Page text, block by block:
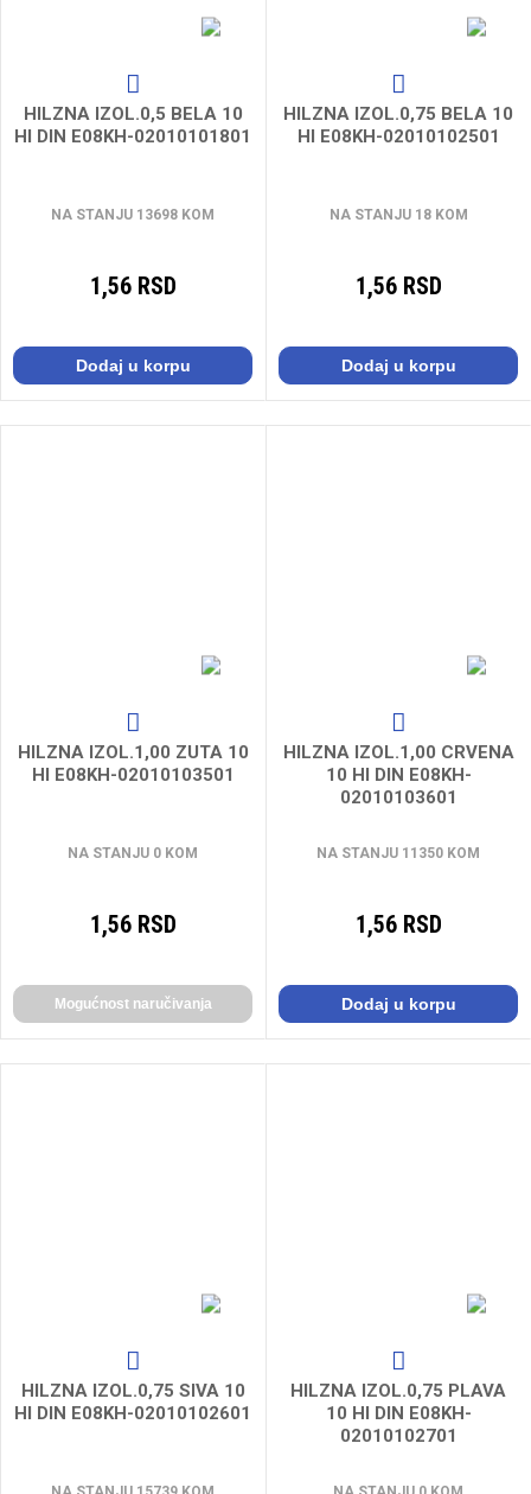
HILZNA IZOL.0,5 BELA 10
HI DIN E08KH-02010101801
NA STANJU 13698 KOM
1,56 RSD
Dodaj u korpu
HILZNA IZOL.0,75 BELA 10
HI E08KH-02010102501
NA STANJU 18 KOM
1,56 RSD
Dodaj u korpu
HILZNA IZOL.1,00 ZUTA 10
HI E08KH-02010103501
NA STANJU 0 KOM
1,56 RSD
Mogućnost naručivanja
HILZNA IZOL.1,00 CRVENA
10 HI DIN E08KH-
02010103601
NA STANJU 11350 KOM
1,56 RSD
Dodaj u korpu
HILZNA IZOL.0,75 SIVA 10
HI DIN E08KH-02010102601
HILZNA IZOL.0,75 PLAVA
10 HI DIN E08KH-
02010102701